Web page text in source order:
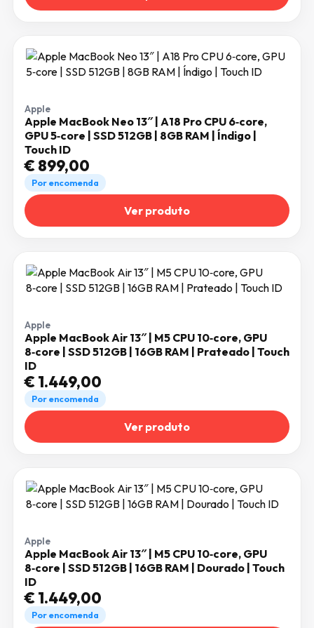
Apple
Apple MacBook Neo 13″ | A18 Pro CPU 6‑core,
GPU 5‑core | SSD 512GB | 8GB RAM | Índigo |
Touch ID
€899,00
Por encomenda
Ver produto
Apple
Apple MacBook Air 13″ | M5 CPU 10‑core, GPU
8‑core | SSD 512GB | 16GB RAM | Prateado | Touch
ID
€1.449,00
Por encomenda
Ver produto
Apple
Apple MacBook Air 13″ | M5 CPU 10‑core, GPU
8‑core | SSD 512GB | 16GB RAM | Dourado | Touch
ID
€1.449,00
Por encomenda